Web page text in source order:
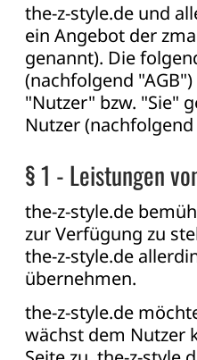
the-z-style.de und
ein Angebot der
genannt). Die
(nachfolgend
"Nutzer" bzw. "Sie"
Nutzer
§ 1 - Leistungen
the-z-style.de
zur Verfügung zu
the-z-style.de
übernehmen.
the-z-style.de
wächst dem Nutzer